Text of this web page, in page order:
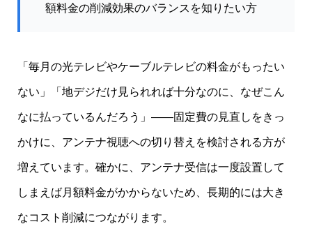
額料金の削減効果のバランスを知りたい方
「毎月の光テレビやケーブルテレビの料金がもったい
ない」「地デジだけ見られれば十分なのに、なぜこん
なに払っているんだろう」——固定費の見直しをきっ
かけに、アンテナ視聴への切り替えを検討される方が
増えています。確かに、アンテナ受信は一度設置して
しまえば月額料金がかからないため、長期的には大き
なコスト削減につながります。